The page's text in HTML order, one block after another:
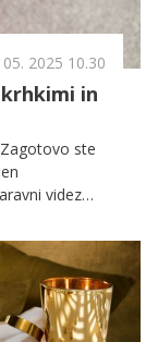
05. 2025 10.30
krhkimi in
ste
videz